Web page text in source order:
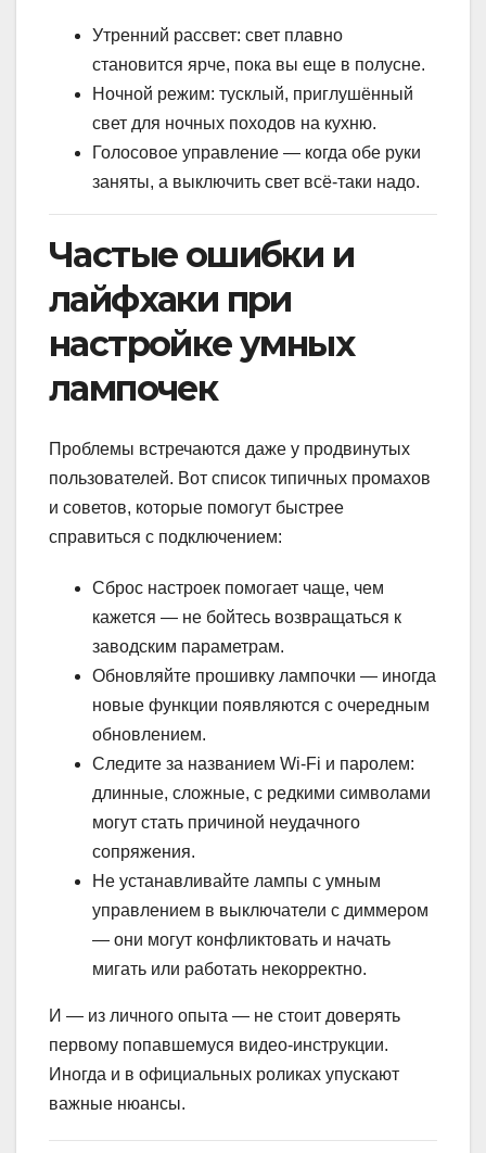
Утренний рассвет: свет плавно
становится ярче, пока вы еще в полусне.
Ночной режим: тусклый, приглушённый
свет для ночных походов на кухню.
Голосовое управление — когда обе руки
заняты, а выключить свет всё-таки надо.
Частые ошибки и
лайфхаки при
настройке умных
лампочек
Проблемы встречаются даже у продвинутых
пользователей. Вот список типичных промахов
и советов, которые помогут быстрее
справиться с подключением:
Сброс настроек помогает чаще, чем
кажется — не бойтесь возвращаться к
заводским параметрам.
Обновляйте прошивку лампочки — иногда
новые функции появляются с очередным
обновлением.
Следите за названием Wi-Fi и паролем:
длинные, сложные, с редкими символами
могут стать причиной неудачного
сопряжения.
Не устанавливайте лампы с умным
управлением в выключатели с диммером
— они могут конфликтовать и начать
мигать или работать некорректно.
И — из личного опыта — не стоит доверять
первому попавшемуся видео-инструкции.
Иногда и в официальных роликах упускают
важные нюансы.